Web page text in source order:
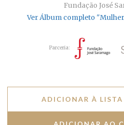
Fundação José
Ver Álbum completo
Parceria:
ADICIONAR À LISTA